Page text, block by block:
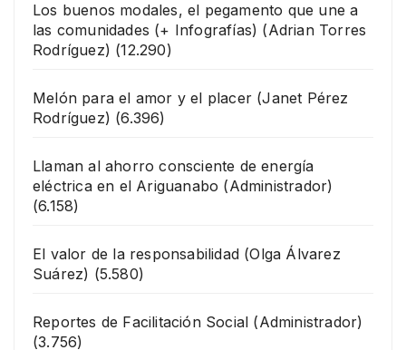
Los buenos modales, el pegamento que une a
las comunidades (+ Infografías) (Adrian Torres
Rodríguez) (12.290)
Melón para el amor y el placer (Janet Pérez
Rodríguez) (6.396)
Llaman al ahorro consciente de energía
eléctrica en el Ariguanabo (Administrador)
(6.158)
El valor de la responsabilidad (Olga Álvarez
Suárez) (5.580)
Reportes de Facilitación Social (Administrador)
(3.756)